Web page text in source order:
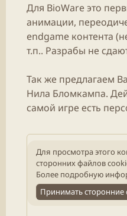
Для BioWare это
анимации,
endgame контента
т.п.. Разрабы не
Так же предлагаем
Нила Бломкампа.
самой игре есть
Для просмотра этого
сторонних файлов
Более подробную
Принимать